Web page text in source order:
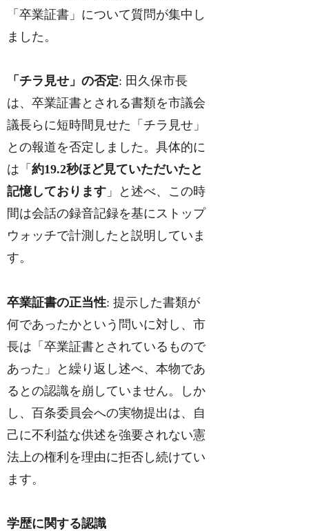
「卒業証書」について質問が集中し
ました。
「チラ見せ」の否定: 田久保市長
は、卒業証書とされる書類を市議会
議長らに短時間見せた「チラ見せ」
との報道を否定しました。具体的に
は「約19.2秒ほど見ていただいたと
記憶しております 」と述べ、この時
間は会話の録音記録を基にストップ
ウォッチで計測したと説明していま
す。
卒業証書の正当性: 提示した書類が
何であったかという問いに対し、市
長は「卒業証書とされているもので
あった」と繰り返し述べ、本物であ
るとの認識を崩していません。しか
し、百条委員会への実物提出は、自
己に不利益な供述を強要されない憲
法上の権利を理由に拒否し続けてい
ます。
学歴に関する認識